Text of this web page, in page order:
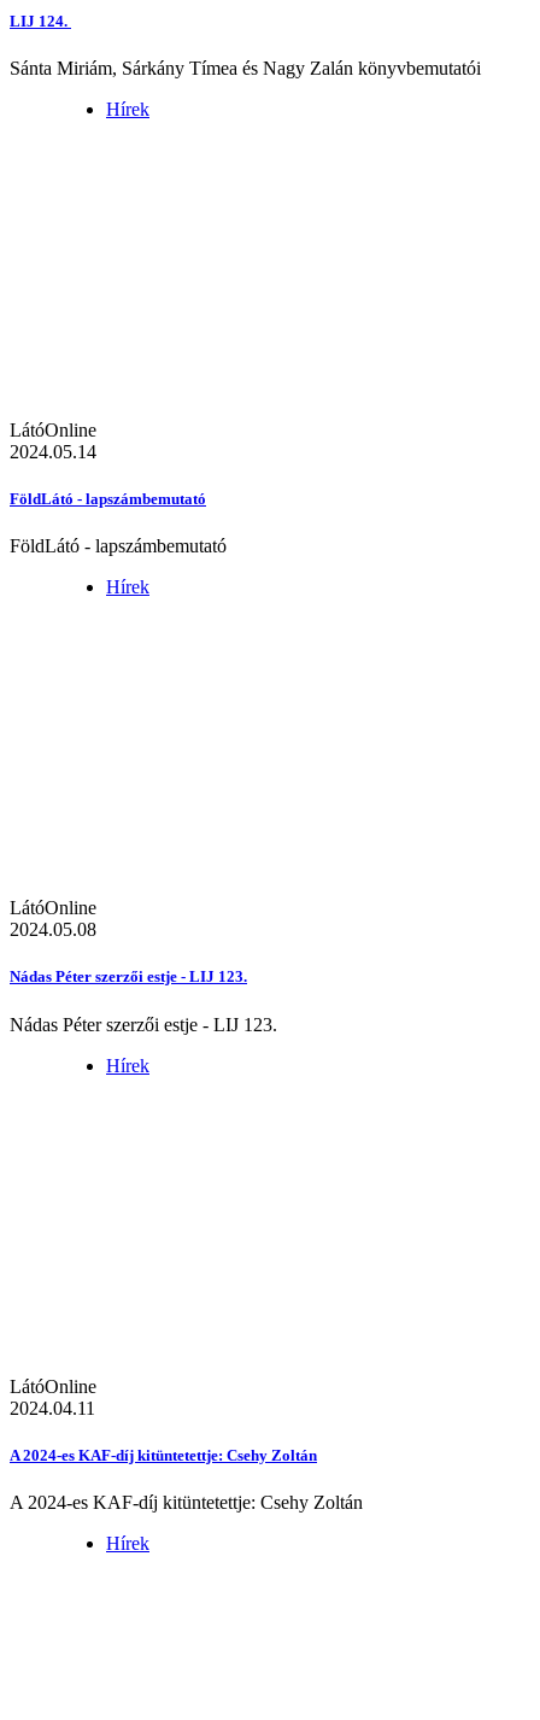
LIJ 124.
Sánta Miriám, Sárkány Tímea és Nagy Zalán könyvbemutatói
Hírek
LátóOnline
2024.05.14
FöldLátó - lapszámbemutató
FöldLátó - lapszámbemutató
Hírek
LátóOnline
2024.05.08
Nádas Péter szerzői estje - LIJ 123.
Nádas Péter szerzői estje - LIJ 123.
Hírek
LátóOnline
2024.04.11
A 2024-es KAF-díj kitüntetettje: Csehy Zoltán
A 2024-es KAF-díj kitüntetettje: Csehy Zoltán
Hírek